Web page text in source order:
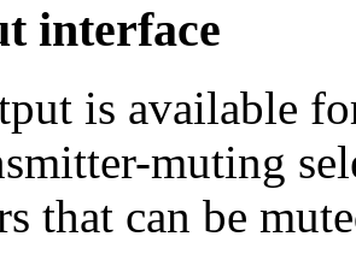
interface
is available
muting
that can be